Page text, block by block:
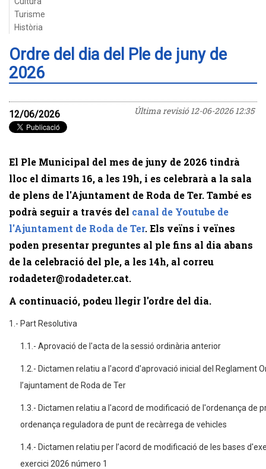
Turisme
Història
Ordre del dia del Ple de juny de
2026
Última revisió12-06-2026 12:35
12/06/2026
El Ple Municipal del mes de juny de 2026 tindrà
lloc el dimarts 16, a les 19h, i es celebrarà a la sala
de plens de l'Ajuntament de Roda de Ter. També es
podrà seguir a través del canal de Youtube de
l'Ajuntament de Roda de Ter. Els veïns i veïnes
poden presentar preguntes al ple fins al dia abans
de la celebració del ple, a les 14h, al correu
rodadeter@rodadeter.cat.
A continuació, podeu llegir l'ordre del dia.
1.- Part Resolutiva
1.1.- Aprovació de l'acta de la sessió ordinària anterior
1.2.- Dictamen relatiu a l'acord d'aprovació inicial del Reglament
l’ajuntament de Roda de Ter
1.3.- Dictamen relatiu a l'acord de modificació de l'ordenança de
ordenança reguladora de punt de recàrrega de vehicles
1.4.- Dictamen relatiu per l’acord de modificació de les bases
exercici 2026 número 1